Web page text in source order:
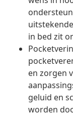
in bed zit
en zorgen
geluid en
worden